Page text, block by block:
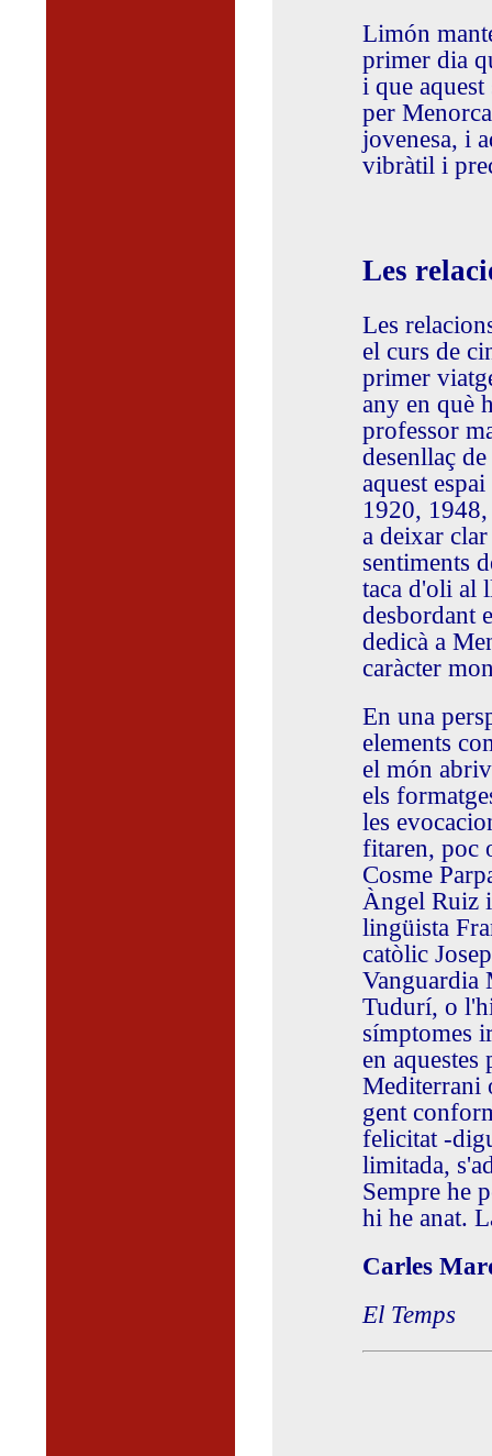
Limón
primer dia
i que
per
jovenesa, i
vibràtil i
Les
Les
el curs de
primer
any en què
professor
desenllaç
aquest
1920,
a deixar
sentiments
taca d'oli al
desbordant
dedicà a
caràcter
En una
elements
el món
els
les
fitaren, poc
Cosme
Àngel Ruiz
lingüista
catòlic
Vanguardia
Tudurí, o
símptomes
en
Mediterrani
gent
felicitat -
limitada,
Sempre he
hi he anat.
Carles
El Temps